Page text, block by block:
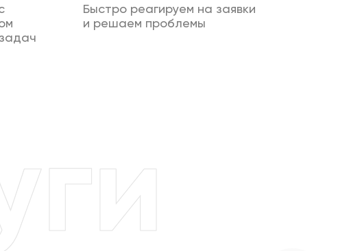
Быстро реагируем на заявки
и решаем проблемы